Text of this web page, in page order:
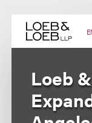
content
Loeb